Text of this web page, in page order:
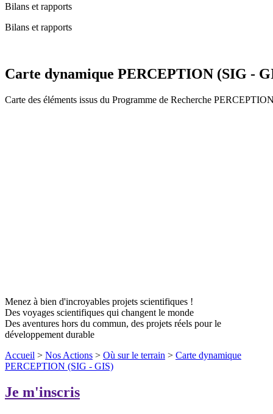
Bilans et rapports
Bilans et rapports
Carte dynamique PERCEPTION (SIG -
Carte des éléments issus du Programme de Recherche
Menez à bien d'incroyables projets scientifiques !
Des voyages scientifiques qui changent le monde
Des aventures hors du commun, des projets réels pour le
développement durable
Accueil > Nos Actions > Où sur le terrain > Carte dynamique
PERCEPTION (SIG - GIS)
Je m'inscris